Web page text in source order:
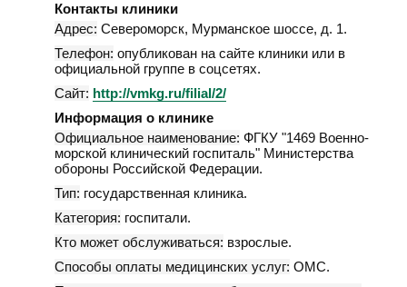
Контакты клиники
Адрес: Североморск, Мурманское шоссе, д. 1.
Телефон: опубликован на сайте клиники или в
официальной группе в соцсетях.
Сайт: http://vmkg.ru/filial/2/
Информация о клинике
Официальное наименование: ФГКУ "1469 Военно-
морской клинический госпиталь" Министерства
обороны Российской Федерации.
Тип: государственная клиника.
Категория: госпитали.
Кто может обслуживаться: взрослые.
Способы оплаты медицинских услуг: ОМС.